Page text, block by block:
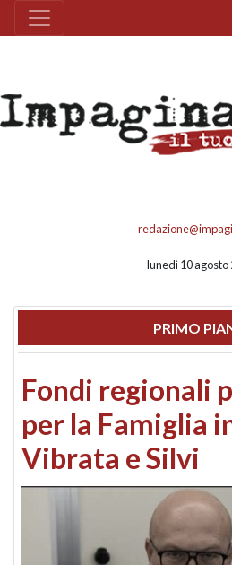
lunedì 10 agosto
PRIMO
Fondi regionali
per la Famiglia
Vibrata e Silvi